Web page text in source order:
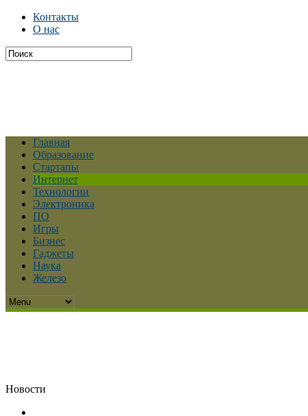
Контакты
О нас
Главная
Образование
Стартапы
Интернет
Технологии
Электроника
ПО
Игры
Бизнес
Гаджеты
Наука
Железо
Новости